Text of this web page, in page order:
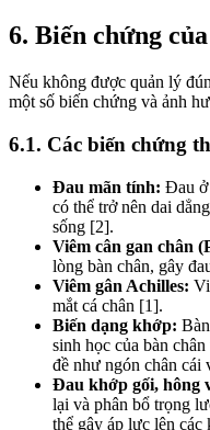
6. Biến chứng
Nếu không được quản lý
một số biến chứng và ảnh
6.1. Các biến chứng
Đau mãn tính: Đau ở
có thể trở nên dai
sống [2].
Viêm cân gan chân
lòng bàn chân, gây
Viêm gân Achilles:
mắt cá chân [1].
Biến dạng khớp:
sinh học của bàn
đề như ngón chân cái
Đau khớp gối, hông
lại và phân bổ trọng
thể gây áp lực lên các